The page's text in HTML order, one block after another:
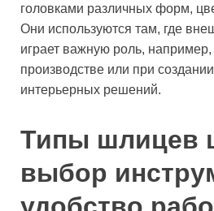
головками различных форм,
Они используются там, где
играет важную роль,
производстве или при
интерьерных решений.
Типы шлицев
выбор